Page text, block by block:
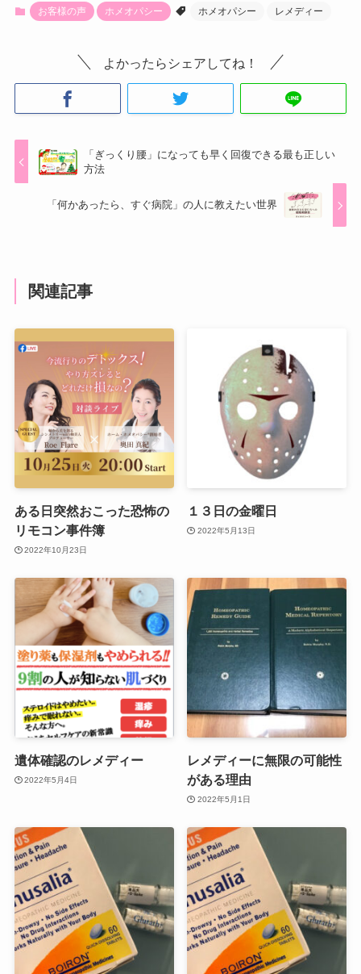
お客様の声 ホメオパシー ホメオパシー レメディー
よかったらシェアしてね！
「ぎっくり腰」になっても早く回復できる最も正しい
方法
「何かあったら、すぐ病院」の人に教えたい世界
関連記事
ある日突然おこった恐怖の
リモコン事件簿
2022年10月23日
１３日の金曜日
2022年5月13日
遺体確認のレメディー
2022年5月4日
レメディーに無限の可能性
がある理由
2022年5月1日